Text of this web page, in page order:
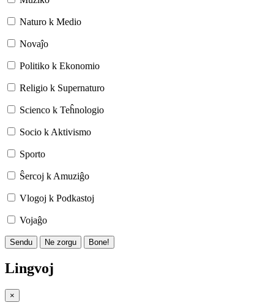
Naturo k Medio
Novaĵo
Politiko k Ekonomio
Religio k Supernaturo
Scienco k Teĥnologio
Socio k Aktivismo
Sporto
Ŝercoj k Amuziĝo
Vlogoj k Podkastoj
Vojaĝo
Sendu Ne zorgu Bone!
Lingvoj
×